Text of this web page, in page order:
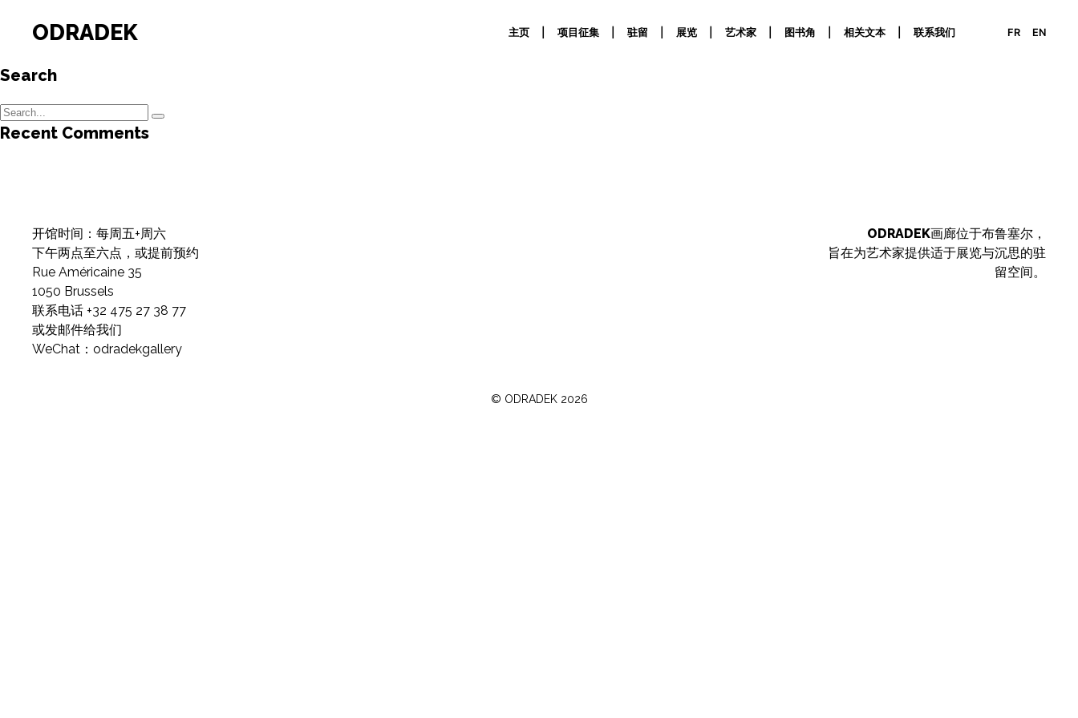
ODRADEK 主页 项目征集 驻留 展览 艺术家 图书角 相关文本 联系我们 FR EN
Search
Recent Comments
开馆时间：每周五+周六
下午两点至六点，或提前预约
Rue Américaine 35
1050 Brussels
联系电话 +32 475 27 38 77
或发邮件给我们
WeChat：odradekgallery
ODRADEK画廊位于布鲁塞尔，
旨在为艺术家提供适于展览与沉思的驻
留空间。
© ODRADEK2026